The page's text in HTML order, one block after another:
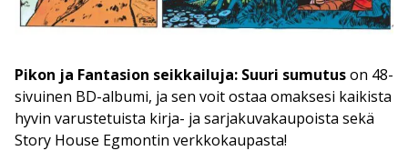
Pikon ja Fantasion seikkailuja: Suuri sumutuson 48-
sivuinen BD-albumi, ja sen voit ostaa omaksesi kaikista
hyvin varustetuista kirja- ja sarjakuvakaupoista sekä
Story House Egmontin verkkokaupasta!